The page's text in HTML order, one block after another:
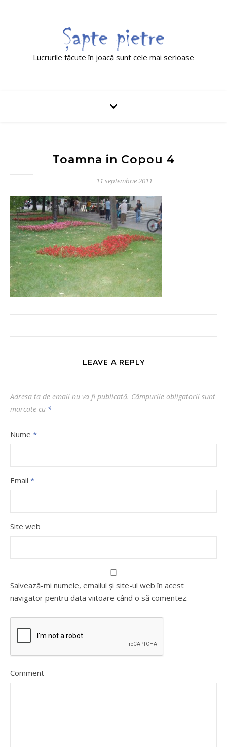
Lucrurile făcute în joacă sunt cele mai serioase
Toamna in Copou 4
11 septembrie 2011
LEAVE A REPLY
Adresa ta de email nu va fi publicată. Câmpurile obligatorii sunt
marcate cu *
Nume *
Email *
Site web
Salvează-mi numele, emailul și site-ul web în acest
navigator pentru data viitoare când o să comentez.
Comment